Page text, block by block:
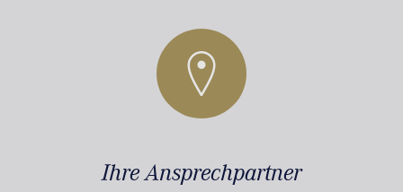
Ihre Ansprechpartner